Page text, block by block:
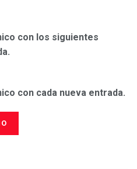
con los siguientes
con cada nueva entrada.